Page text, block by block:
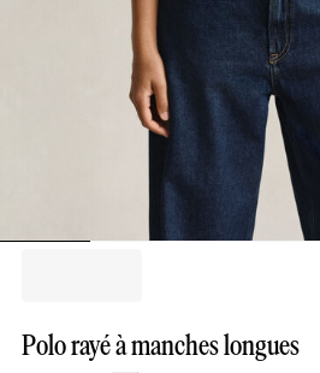
Polo rayé à manches longues